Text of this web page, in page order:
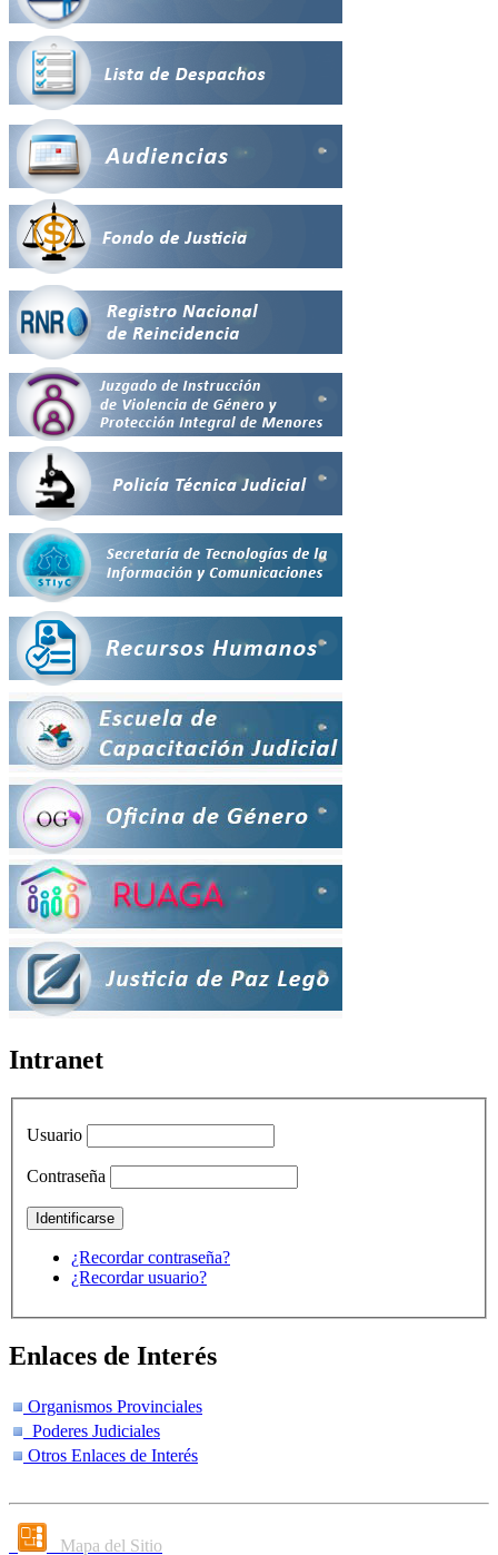
Intranet
Usuario
Contraseña
¿Recordar contraseña?
¿Recordar usuario?
Enlaces de Interés
Organismos Provinciales
Poderes Judiciales
Otros Enlaces de Interés
Mapa del Sitio